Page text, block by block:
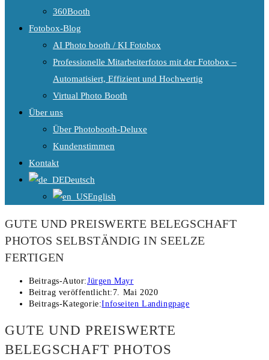
360Booth
Fotobox-Blog
AI Photo booth / KI Fotobox
Professionelle Mitarbeiterfotos mit der Fotobox –
Automatisiert, Effizient und Hochwertig
Virtual Photo Booth
Über uns
Über Photobooth-Deluxe
Kundenstimmen
Kontakt
Deutsch
English
GUTE UND PREISWERTE BELEGSCHAFT
PHOTOS SELBSTÄNDIG IN SEELZE
FERTIGEN
Beitrags-Autor:Jürgen Mayr
Beitrag veröffentlicht: 7. Mai 2020
Beitrags-Kategorie:Infoseiten Landingpage
GUTE UND PREISWERTE
BELEGSCHAFT PHOTOS